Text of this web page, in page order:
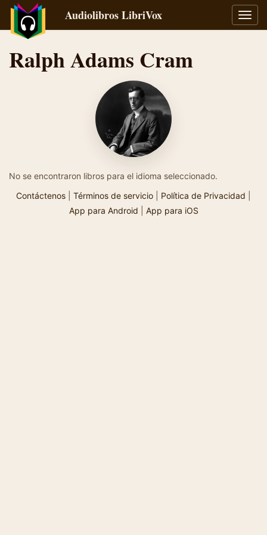
Audiolibros LibriVox
Ralph Adams Cram
No se encontraron libros para el idioma seleccionado.
Contáctenos
Términos de servicio Política de Privacidad
App para Android
App para iOS